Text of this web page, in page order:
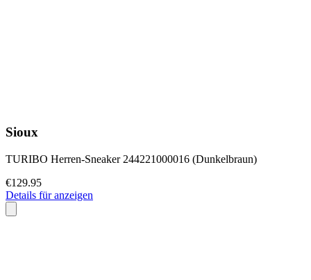
Sioux
TURIBO Herren-Sneaker 244221000016 (Dunkelbraun)
€129.95
Details für anzeigen